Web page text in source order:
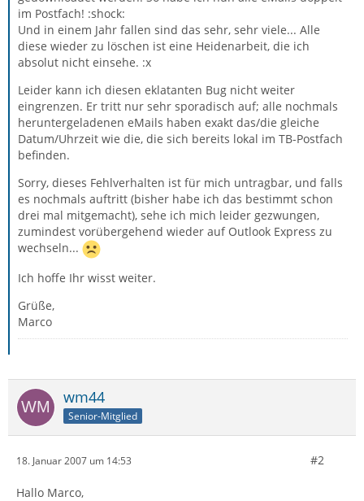
im Postfach! :shock:
Und in einem Jahr fallen sind das sehr, sehr viele... Alle
diese wieder zu löschen ist eine Heidenarbeit, die ich
absolut nicht einsehe. :x
Leider kann ich diesen eklatanten Bug nicht weiter
eingrenzen. Er tritt nur sehr sporadisch auf; alle nochmals
heruntergeladenen eMails haben exakt das/die gleiche
Datum/Uhrzeit wie die, die sich bereits lokal im TB-Postfach
befinden.
Sorry, dieses Fehlverhalten ist für mich untragbar, und falls
es nochmals auftritt (bisher habe ich das bestimmt schon
drei mal mitgemacht), sehe ich mich leider gezwungen,
zumindest vorübergehend wieder auf Outlook Express zu
wechseln...
Ich hoffe Ihr wisst weiter.
Grüße,
Marco
wm44
Senior-Mitglied
18. Januar 2007 um 14:53 #2
Hallo Marco,